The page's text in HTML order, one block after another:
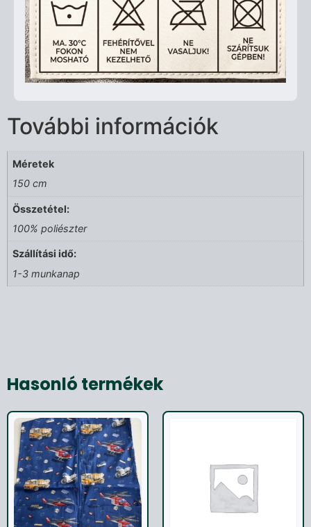
További információk
Méretek
150 cm
Összetétel:
100% poliészter
Szállítási idő:
1-3 munkanap
Hasonló termékek